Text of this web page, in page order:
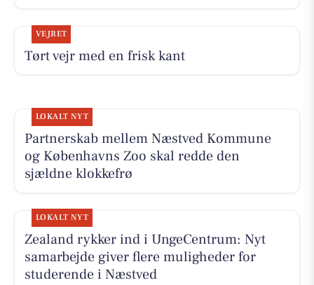
VEJRET
Tørt vejr med en frisk kant
LOKALT NYT
Partnerskab mellem Næstved Kommune
og Københavns Zoo skal redde den
sjældne klokkefrø
LOKALT NYT
Zealand rykker ind i UngeCentrum: Nyt
samarbejde giver flere muligheder for
studerende i Næstved